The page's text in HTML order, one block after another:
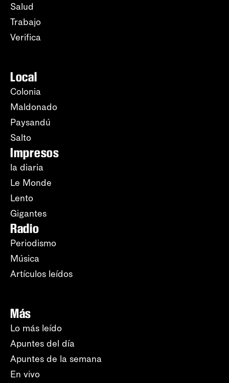
Salud
Trabajo
Verifica
Local
Colonia
Maldonado
Paysandú
Salto
Impresos
la diaria
Le Monde
Lento
Gigantes
Radio
Periodismo
Música
Artículos leídos
Más
Lo más leído
Apuntes del día
Apuntes de la semana
En vivo